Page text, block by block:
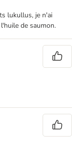
lukullus, je n'ai
de saumon.